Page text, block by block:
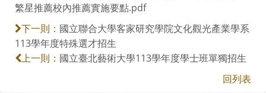
繁星推薦校內推薦實施要點.pdf
下一則： 國立聯合大學客家研究學院文化觀光產業學系
113學年度特殊選才招生
上一則： 國立臺北藝術大學113學年度學士班單獨招生
回列表